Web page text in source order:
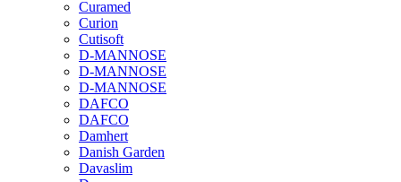
Curamed
Curion
Cutisoft
D-MANNOSE
D-MANNOSE
D-MANNOSE
DAFCO
DAFCO
Damhert
Danish Garden
Davaslim